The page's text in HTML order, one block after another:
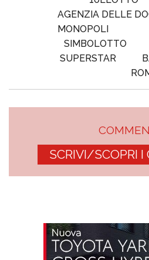
AGENZIA DELLE
MONOPOLI
SIMBOLOTTO
SUPERSTAR
SCRIVI/SCOPRI I